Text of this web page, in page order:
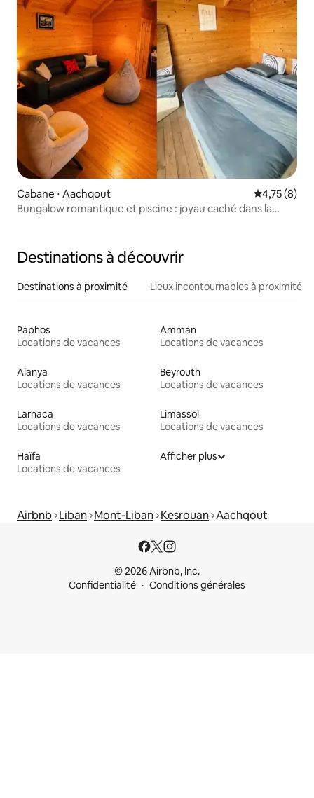
Cabane ⋅ Aachqout Évaluation
4,75 (8)
Bungalow romantique et piscine : joyau caché dans la
Destinations à découvrir
Destinations à proximité Lieux incontournables à proximité
Paphos
Locations de vacances
Amman
Locations de vacances
Alanya
Locations de vacances
Beyrouth
Locations de vacances
Larnaca
Locations de vacances
Limassol
Locations de vacances
Haïfa
Locations de vacances
Afficher plus
Airbnb Liban Mont-Liban Kesrouan Aachqout
© 2026 Airbnb, Inc.
Confidentialité
Conditions générales